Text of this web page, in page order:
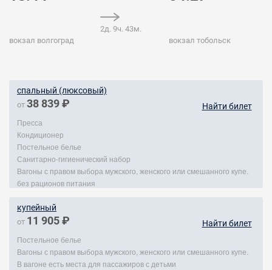
вокзал волгоград
2д. 9ч. 43м.
вокзал тобольск
спальный (люксовый)
от 38 839 ₽ Найти билет
Пресса
Кондиционер
Постельное белье
Санитарно-гигиенический набор
Вагоны с правом выбора мужского, женского или смешанного купе.
без рационов питания
купейный
от 11 905 ₽ Найти билет
Постельное белье
Вагоны с правом выбора мужского, женского или смешанного купе.
В вагоне есть места для пассажиров с детьми